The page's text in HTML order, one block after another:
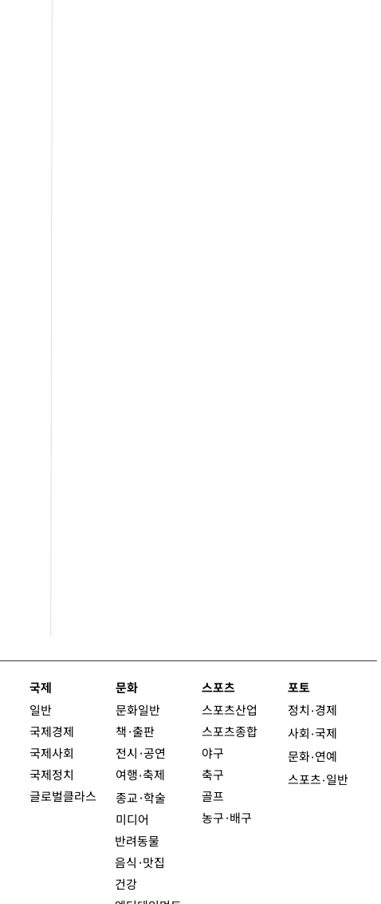
국제
일반
국제경제
국제사회
국제정치
글로벌클라스
문화
문화일반
책·출판
전시·공연
여행·축제
종교·학술
미디어
반려동물
음식·맛집
건강
스포츠
스포츠산업
스포츠종합
야구
축구
골프
농구·배구
포토
정치 ·경제
사회 ·국제
문화·연예
스포츠·일반